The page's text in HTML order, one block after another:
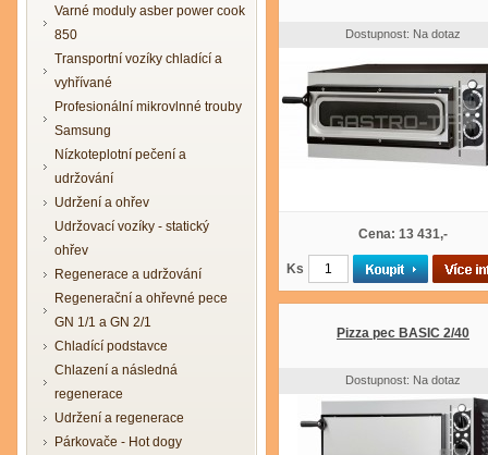
Varné moduly asber power cook
850
Transportní vozíky chladící a
vyhřívané
Profesionální mikrovlnné trouby
Samsung
Nízkoteplotní pečení a
udržování
Udržení a ohřev
Udržovací vozíky - statický
ohřev
Regenerace a udržování
Regenerační a ohřevné pece
GN 1/1 a GN 2/1
Chladící podstavce
Chlazení a následná
regenerace
Udržení a regenerace
Párkovače - Hot dogy
Dostupnost: Na dotaz
Cena: 13 431,-
Ks
Pizza pec BASIC 2/40
Dostupnost: Na dotaz